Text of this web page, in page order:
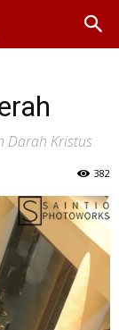
Darah Kristus
382